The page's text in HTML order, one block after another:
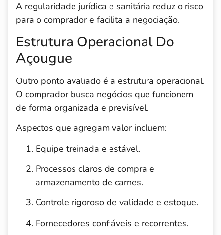
A regularidade jurídica e sanitária reduz o risco
para o comprador e facilita a negociação.
Estrutura Operacional Do
Açougue
Outro ponto avaliado é a estrutura operacional.
O comprador busca negócios que funcionem
de forma organizada e previsível.
Aspectos que agregam valor incluem:
Equipe treinada e estável.
Processos claros de compra e
armazenamento de carnes.
Controle rigoroso de validade e estoque.
Fornecedores confiáveis e recorrentes.